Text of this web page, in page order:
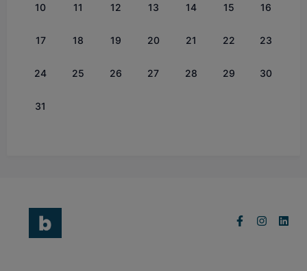
10 11 12 13 14 15 16
17 18 19 20 21 22 23
24 25 26 27 28 29 30
31